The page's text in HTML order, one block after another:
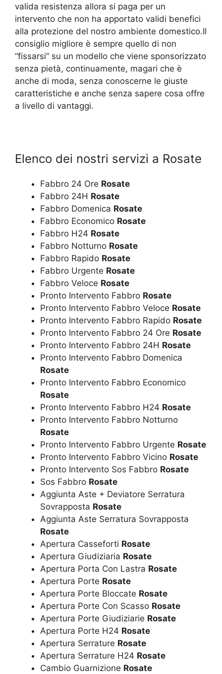
valida resistenza allora si paga per un
intervento che non ha apportato validi benefici
alla protezione del nostro ambiente domestico.Il
consiglio migliore è sempre quello di non
“fissarsi” su un modello che viene sponsorizzato
senza pietà, continuamente, magari che è
anche di moda, senza conoscerne le giuste
caratteristiche e anche senza sapere cosa offre
a livello di vantaggi.
Elenco dei nostri servizi a Rosate
Fabbro 24 Ore Rosate
Fabbro 24H Rosate
Fabbro Domenica Rosate
Fabbro Economico Rosate
Fabbro H24 Rosate
Fabbro Notturno Rosate
Fabbro Rapido Rosate
Fabbro Urgente Rosate
Fabbro Veloce Rosate
Pronto Intervento Fabbro Rosate
Pronto Intervento Fabbro Veloce Rosate
Pronto Intervento Fabbro Rapido Rosate
Pronto Intervento Fabbro 24 Ore Rosate
Pronto Intervento Fabbro 24H Rosate
Pronto Intervento Fabbro Domenica
Rosate
Pronto Intervento Fabbro Economico
Rosate
Pronto Intervento Fabbro H24 Rosate
Pronto Intervento Fabbro Notturno
Rosate
Pronto Intervento Fabbro Urgente Rosate
Pronto Intervento Fabbro Vicino Rosate
Pronto Intervento Sos Fabbro Rosate
Sos Fabbro Rosate
Aggiunta Aste + Deviatore Serratura
Sovrapposta Rosate
Aggiunta Aste Serratura Sovrapposta
Rosate
Apertura Casseforti Rosate
Apertura Giudiziaria Rosate
Apertura Porta Con Lastra Rosate
Apertura Porte Rosate
Apertura Porte Bloccate Rosate
Apertura Porte Con Scasso Rosate
Apertura Porte Giudiziarie Rosate
Apertura Porte H24 Rosate
Apertura Serrature Rosate
Apertura Serrature H24 Rosate
Cambio Guarnizione Rosate